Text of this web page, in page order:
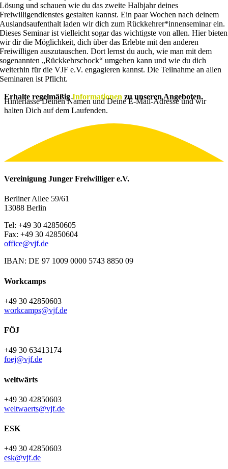
Lösung und schauen wie du das zweite Halbjahr deines
Freiwilligendienstes gestalten kannst. Ein paar Wochen nach deinem
Auslandsaufenthalt laden wir dich zum Rückkehrer*innenseminar ein.
Dieses Seminar ist vielleicht sogar das wichtigste von allen. Hier bieten
wir dir die Möglichkeit, dich über das Erlebte mit den anderen
Freiwilligen auszutauschen. Dort lernst du auch, wie man mit dem
sogenannten „Rückkehrschock“ umgehen kann und wie du dich
weiterhin für die VJF e.V. engagieren kannst. Die Teilnahme an allen
Seminaren ist Pflicht.
Erhalte regelmäßig Informationen zu unseren Angeboten.
Hinterlasse Deinen Namen und Deine E-Mail-Adresse und wir
halten Dich auf dem Laufenden.
Vereinigung Junger Freiwilliger e.V.
Berliner Allee 59/61
13088 Berlin
Tel: +49 30 42850605
Fax: +49 30 42850604
office@vjf.de
IBAN: DE 97 1009 0000 5743 8850 09
Workcamps
+49 30 42850603
workcamps@vjf.de
FÖJ
+49 30 63413174
foej@vjf.de
weltwärts
+49 30 42850603
weltwaerts@vjf.de
ESK
+49 30 42850603
esk@vjf.de